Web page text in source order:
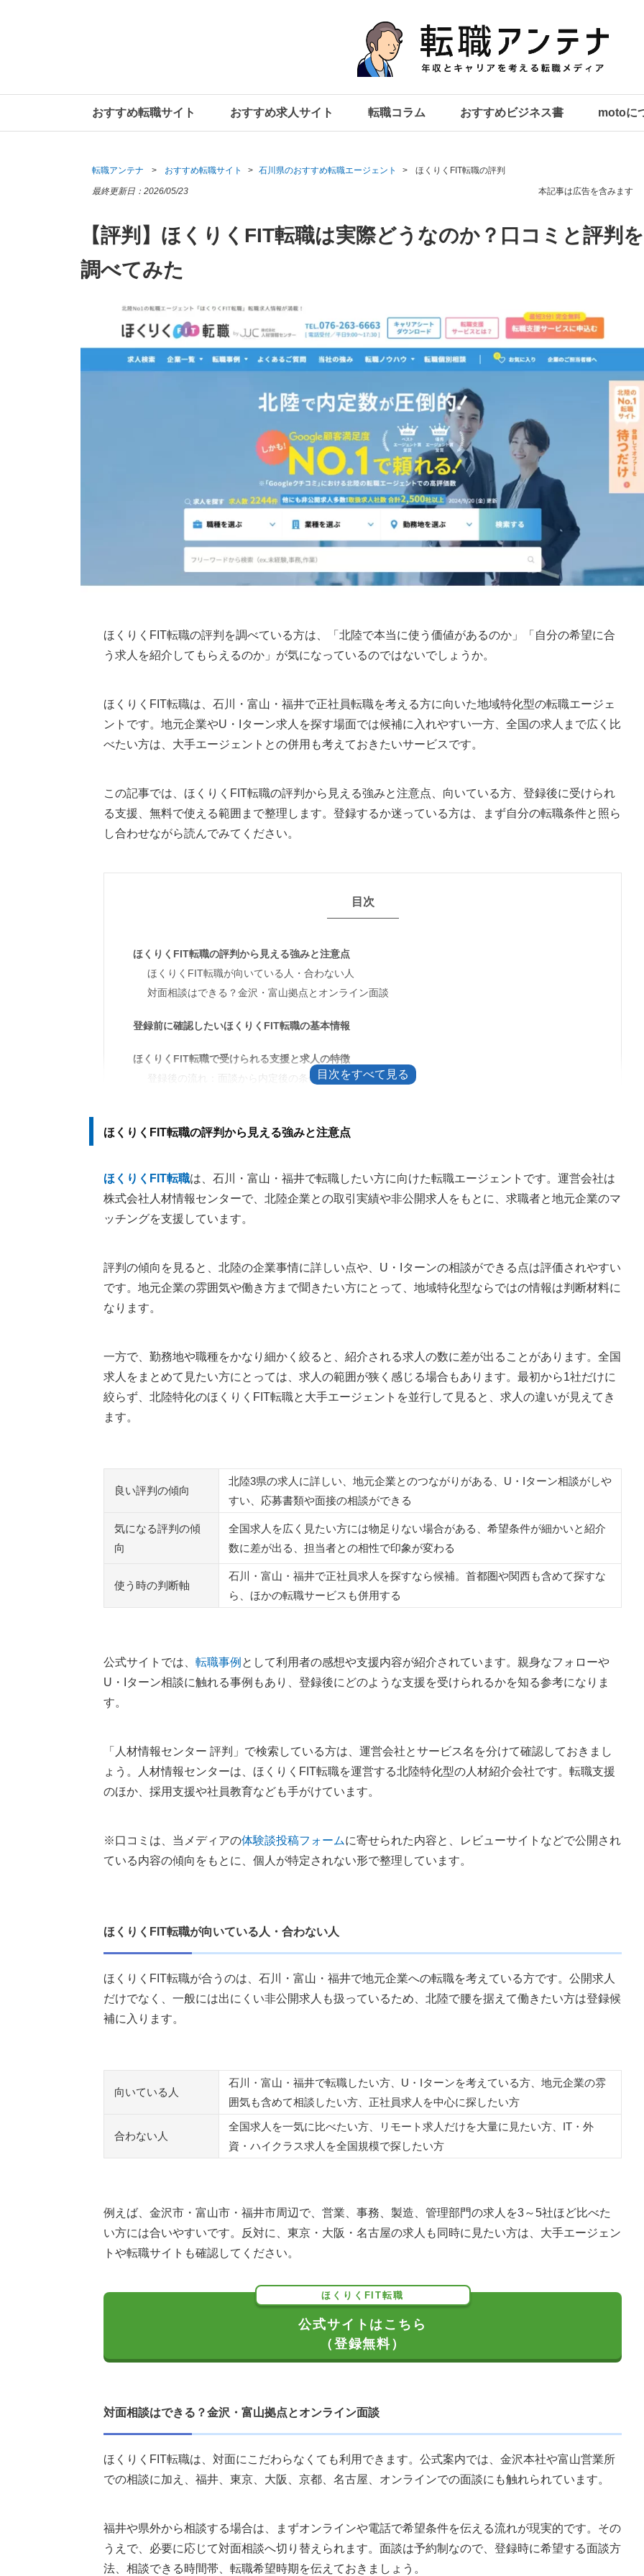
おすすめ転職サイト おすすめ求人サイト 転職コラム おすすめビジネス書 motoに
転職アンテナ おすすめ転職サイト 石川県のおすすめ転職エージェント ほくりくFIT転職の評判
本記事は広告を含みます
最終更新日： 2026/05/23
【評判】ほくりくFIT転職は実際どうなのか？口コミと評判を
調べてみた
ほくりくFIT転職の評判を調べている方は、「北陸で本当に使う価値があるのか」「自分の希望に合
う求人を紹介してもらえるのか」が気になっているのではないでしょうか。
ほくりくFIT転職は、石川・富山・福井で正社員転職を考える方に向いた地域特化型の転職エージェ
ントです。地元企業やU・Iターン求人を探す場面では候補に入れやすい一方、全国の求人まで広く比
べたい方は、大手エージェントとの併用も考えておきたいサービスです。
この記事では、ほくりくFIT転職の評判から見える強みと注意点、向いている方、登録後に受けられ
る支援、無料で使える範囲まで整理します。登録するか迷っている方は、まず自分の転職条件と照ら
し合わせながら読んでみてください。
目次
ほくりくFIT転職の評判から見える強みと注意点
ほくりくFIT転職が向いている人・合わない人
対面相談はできる？金沢・富山拠点とオンライン面談
登録前に確認したいほくりくFIT転職の基本情報
ほくりくFIT転職で受けられる支援と求人の特徴
登録後の流れ：面談から内定後の条件調整まで
ほくりくFIT転職のよくある質問
在職中でも相談できる？
ほくりくFIT転職以外のおすすめ転職サービス
ココカラ転職
ほくりくFIT転職の評判から見える強みと注意点
ほくりくFIT転職は、石川・富山・福井で転職したい方に向けた転職エージェントです。運営会社は
株式会社人材情報センターで、北陸企業との取引実績や非公開求人をもとに、求職者と地元企業のマ
ッチングを支援しています。
評判の傾向を見ると、北陸の企業事情に詳しい点や、U・Iターンの相談ができる点は評価されやすい
です。地元企業の雰囲気や働き方まで聞きたい方にとって、地域特化型ならではの情報は判断材料に
なります。
一方で、勤務地や職種をかなり細かく絞ると、紹介される求人の数に差が出ることがあります。全国
求人をまとめて見たい方にとっては、求人の範囲が狭く感じる場合もあります。最初から1社だけに
絞らず、北陸特化のほくりくFIT転職と大手エージェントを並行して見ると、求人の違いが見えてき
ます。
良い評判の傾向
北陸3県の求人に詳しい、地元企業とのつながりがある、U・Iターン相談がしや
すい、応募書類や面接の相談ができる
気になる評判の傾
向
全国求人を広く見たい方には物足りない場合がある、希望条件が細かいと紹介
数に差が出る、担当者との相性で印象が変わる
使う時の判断軸
石川・富山・福井で正社員求人を探すなら候補。首都圏や関西も含めて探すな
ら、ほかの転職サービスも併用する
公式サイトでは、 転職事例 として利用者の感想や支援内容が紹介されています。親身なフォローや
U・Iターン相談に触れる事例もあり、登録後にどのような支援を受けられるかを知る参考になりま
す。
「人材情報センター 評判」で検索している方は、運営会社とサービス名を分けて確認しておきまし
ょう。人材情報センターは、ほくりくFIT転職を運営する北陸特化型の人材紹介会社です。転職支援
のほか、採用支援や社員教育なども手がけています。
※口コミは、当メディアの体験談投稿フォームに寄せられた内容と、レビューサイトなどで公開され
ている内容の傾向をもとに、個人が特定されない形で整理しています。
ほくりくFIT転職が向いている人・合わない人
ほくりくFIT転職が合うのは、石川・富山・福井で地元企業への転職を考えている方です。公開求人
だけでなく、一般には出にくい非公開求人も扱っているため、北陸で腰を据えて働きたい方は登録候
補に入ります。
向いている人
石川・富山・福井で転職したい方、U・Iターンを考えている方、地元企業の雰
囲気も含めて相談したい方、正社員求人を中心に探したい方
合わない人
全国求人を一気に比べたい方、リモート求人だけを大量に見たい方、IT・外
資・ハイクラス求人を全国規模で探したい方
例えば、金沢市・富山市・福井市周辺で、営業、事務、製造、管理部門の求人を3～5社ほど比べた
い方には合いやすいです。反対に、東京・大阪・名古屋の求人も同時に見たい方は、大手エージェン
トや転職サイトも確認してください。
ほくりくFIT転職
公式サイトはこちら
（登録無料）
対面相談はできる？金沢・富山拠点とオンライン面談
ほくりくFIT転職は、対面にこだわらなくても利用できます。公式案内では、金沢本社や富山営業所
での相談に加え、福井、東京、大阪、京都、名古屋、オンラインでの面談にも触れられています。
福井や県外から相談する場合は、まずオンラインや電話で希望条件を伝える流れが現実的です。その
うえで、必要に応じて対面相談へ切り替えられます。面談は予約制なので、登録時に希望する面談方
法、相談できる時間帯、転職希望時期を伝えておきましょう。